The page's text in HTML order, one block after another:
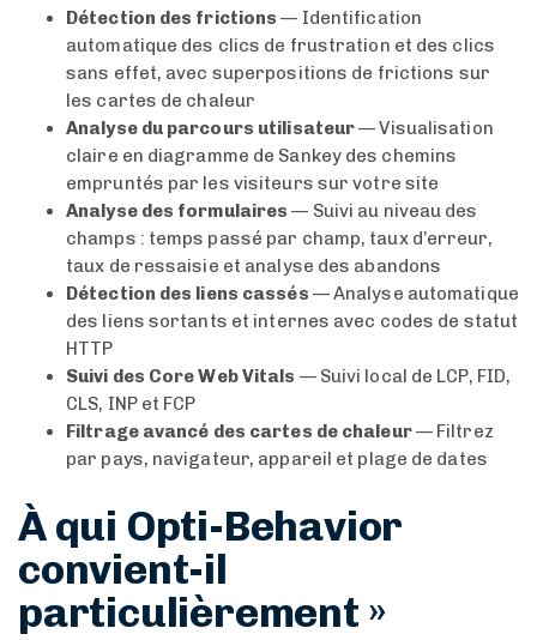
Détection des frictions — Identification
automatique des clics de frustration et des clics
sans effet, avec superpositions de frictions sur
les cartes de chaleur
Analyse du parcours utilisateur— Visualisation
claire en diagramme de Sankey des chemins
empruntés par les visiteurs sur votre site
Analyse des formulaires — Suivi au niveau des
champs : temps passé par champ, taux d’erreur,
taux de ressaisie et analyse des abandons
Détection des liens cassés — Analyse automatique
des liens sortants et internes avec codes de statut
HTTP
Suivi des Core Web Vitals — Suivi local de LCP, FID,
CLS, INP et FCP
Filtrage avancé des cartes de chaleur— Filtrez
par pays, navigateur, appareil et plage de dates
À qui Opti-Behavior
convient-il
particulièrement »